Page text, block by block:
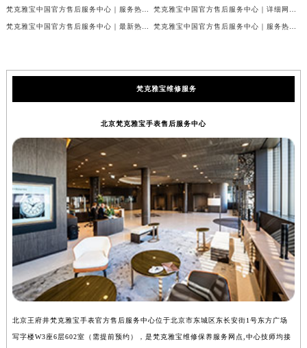
梵克雅宝维修服务
北京梵克雅宝手表售后服务中心
北京王府井梵克雅宝手表官方售后服务中心位于北京市东城区东长安街1号东方广场
写字楼W3座6层602室（需提前预约），是梵克雅宝维修保养服务网点,中心技师均接